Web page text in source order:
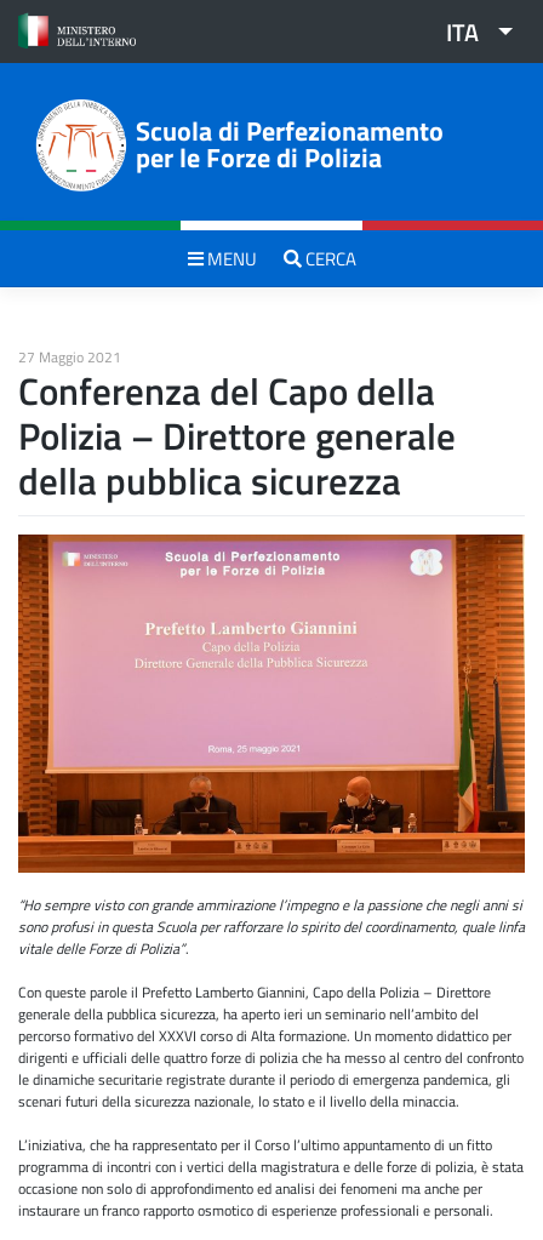
Skip
content
ITA
Scuola di Perfezionamento
per le Forze di Polizia
MENU CERCA
27 Maggio 2021
Conferenza del Capo della
Polizia – Direttore generale
della pubblica sicurezza
“Ho sempre visto con grande ammirazione l’impegno e la passione che negli anni si
sono profusi in questa Scuola per rafforzare lo spirito del coordinamento, quale linfa
vitale delle Forze di Polizia”.
Con queste parole il Prefetto Lamberto Giannini, Capo della Polizia – Direttore
generale della pubblica sicurezza, ha aperto ieri un seminario nell’ambito del
percorso formativo del XXXVI corso di Alta formazione. Un momento didattico per
dirigenti e ufficiali delle quattro forze di polizia che ha messo al centro del confronto
le dinamiche securitarie registrate durante il periodo di emergenza pandemica, gli
scenari futuri della sicurezza nazionale, lo stato e il livello della minaccia.
L’iniziativa, che ha rappresentato per il Corso l’ultimo appuntamento di un fitto
programma di incontri con i vertici della magistratura e delle forze di polizia, è stata
occasione non solo di approfondimento ed analisi dei fenomeni ma anche per
instaurare un franco rapporto osmotico di esperienze professionali e personali.